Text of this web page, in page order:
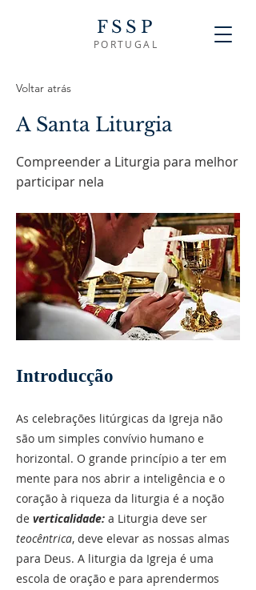
FSSP
PORTUGAL
Voltar atrás
A Santa Liturgia
Compreender a Liturgia para melhor
participar nela
Introducção
As celebrações litúrgicas da Igreja não
são um simples convívio humano e
horizontal. O grande princípio a ter em
mente para nos abrir a inteligência e o
coração à riqueza da liturgia é a noção
de verticalidade: a Liturgia deve ser
teocêntrica, deve elevar as nossas almas
para Deus. A liturgia da Igreja é uma
escola de oração e para aprendermos